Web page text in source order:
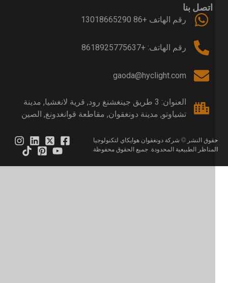
اتصل بنا
رقم الهاتف +86 13018665290
رقم الهاتف: +8618925775637
gaoda@hyclight.com
العنوان: 3 طريق جينغشنغ رود, قرية لانغشيا, مدينة
تشياوتو, مدينة دونغقوان, مقاطعة قوانغدونغ, الصين
النشر © شركة دونغقوان هوايكاي لتكنولوجيا
الطبيعية المحدودة. جميع الحقوق محفوظة.